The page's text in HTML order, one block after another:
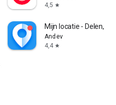
4,5 star
Mijn locatie - Delen,
Andev
4,4 star